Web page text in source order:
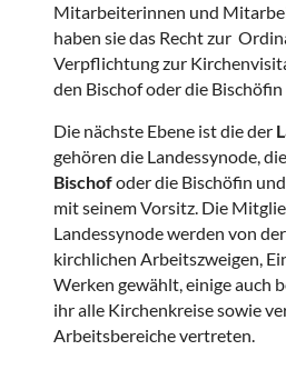
Mitarbeiterinnen und
haben sie das Recht zur
Verpflichtung zur
den Bischof oder die
Die nächste Ebene ist die der
gehören die Landessynode,
Bischofoder die Bischöfin
mit seinem Vorsitz. Die
Landessynode werden von
kirchlichen Arbeitszweigen,
Werken gewählt, einige auch
ihr alle Kirchenkreise sowie
Arbeitsbereiche vertreten.